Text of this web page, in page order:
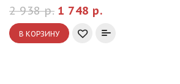
1 748 р.
2 938 р.
В КОРЗИНУ